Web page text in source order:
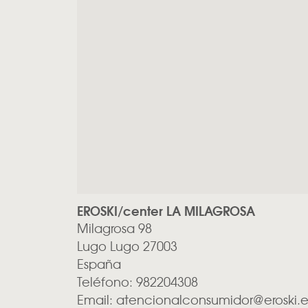
EROSKI/center LA MILAGROSA
Milagrosa 98
Lugo Lugo 27003
España
Teléfono: 982204308
Email: